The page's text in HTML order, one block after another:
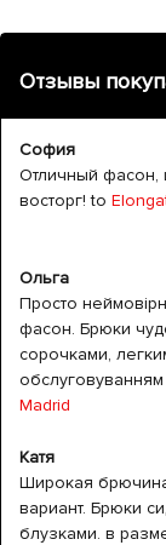
Отзывы
София
Отличный фасон,
восторг! to
Ольга
Просто
фасон. Брюки
сорочками,
Madrid
Катя
Широкая
вариант. Брюки
блузками. в